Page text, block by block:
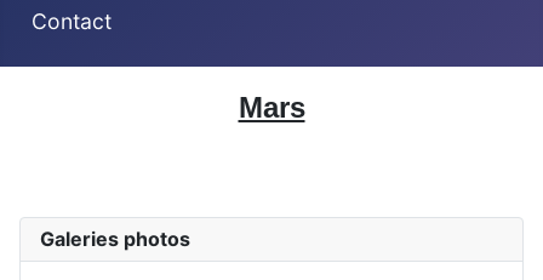
Contact
Mars
Galeries photos